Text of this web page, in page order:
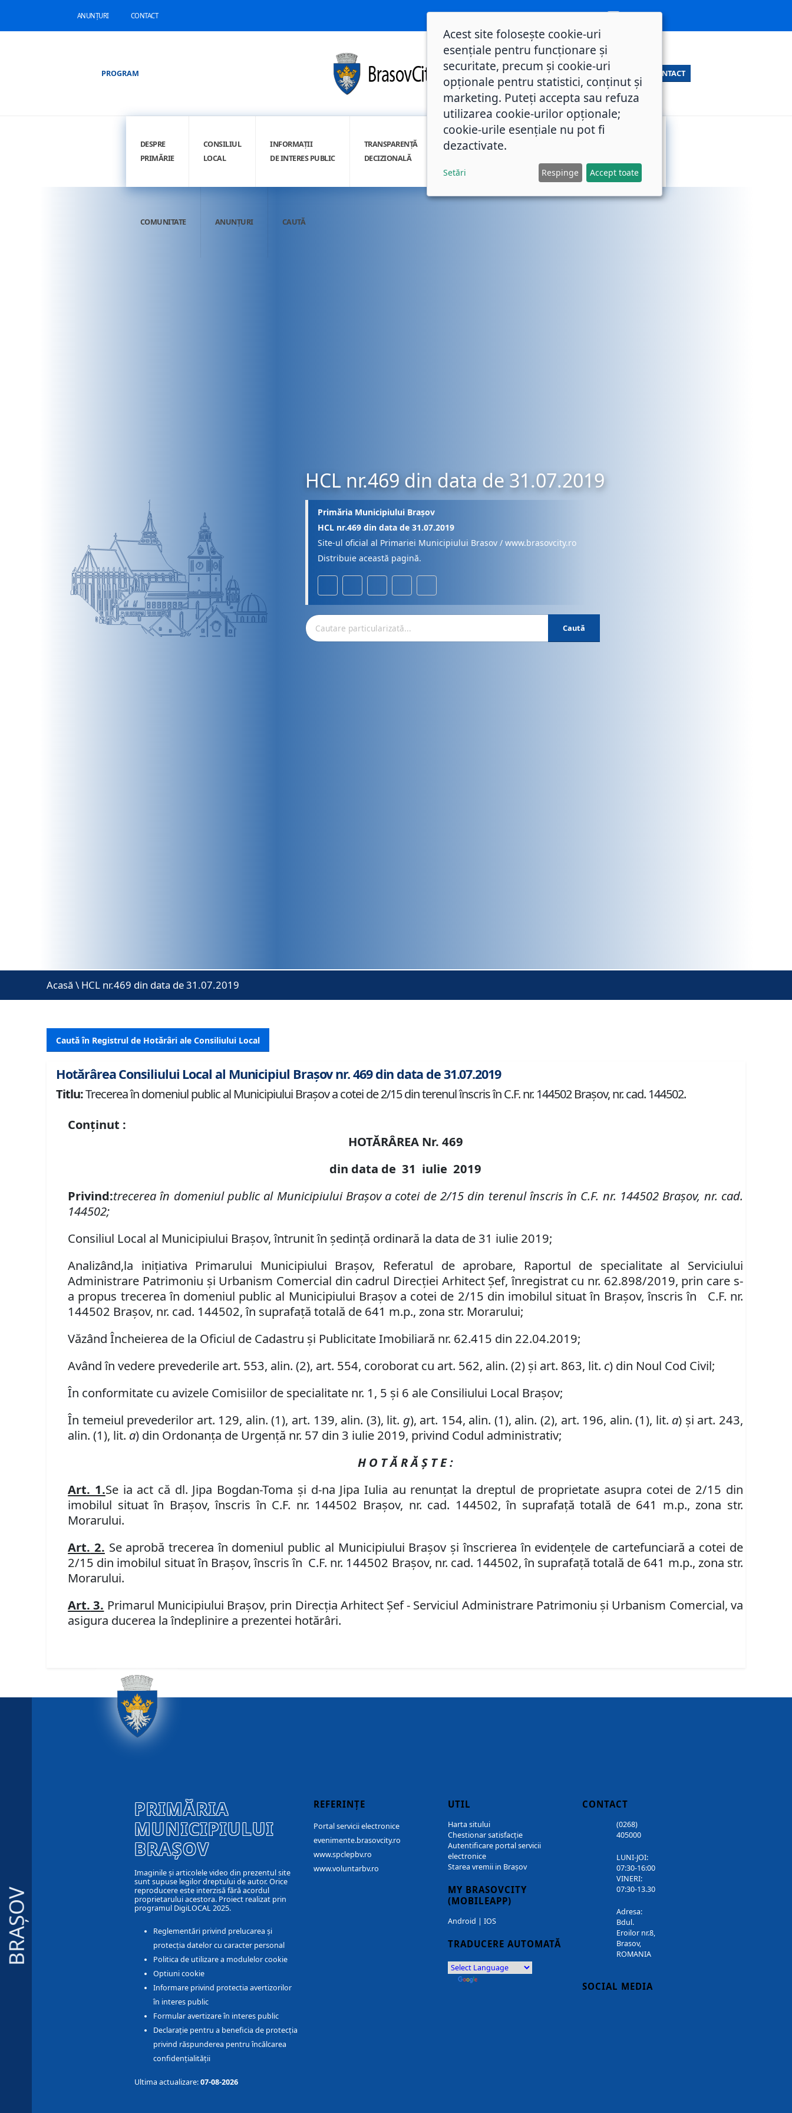
ANUNȚURI CONTACT
PROGRAM CONTACT
DESPRE
PRIMĂRIE
CONSILIUL
LOCAL
INFORMAȚII
DE INTERES PUBLIC
TRANSPARENȚĂ
DECIZIONALĂ
INTEGRITATE
COMUNITATE ANUNȚURI CAUTĂ
HCL nr.469 din data de 31.07.2019
Primăria Municipiului Brașov
HCL nr.469 din data de 31.07.2019
Site-ul oficial al Primariei Municipiului Brasov / www.brasovcity.ro
Distribuie această pagină.
Caută
Acasă \ HCL nr.469 din data de 31.07.2019
Caută în Registrul de Hotărâri ale Consiliului Local
Hotărârea Consiliului Local al Municipiul Brașov nr. 469 din data de 31.07.2019
Titlu:Trecerea în domeniul public al Municipiului Braşov a cotei de 2/15 din terenul înscris în C.F. nr. 144502 Brașov, nr. cad. 144502.
Conținut :
HOTĂRÂREA Nr. 469
din data de 31 iulie 2019
Privind:trecerea în domeniul public al Municipiului Braşov a cotei de 2/15 din terenul înscris în C.F. nr. 144502 Brașov, nr. cad.
144502;
Consiliul Local al Municipiului Brașov, întrunit în ședință ordinară la data de 31 iulie 2019;
Analizând,la inițiativa Primarului Municipiului Brașov, Referatul de aprobare, Raportul de specialitate al Serviciului
Administrare Patrimoniu şi Urbanism Comercial din cadrul Direcţiei Arhitect Şef, înregistrat cu nr. 62.898/2019, prin care s-
a propus trecerea în domeniul public al Municipiului Braşova cotei de 2/15 din imobilul situat în Braşov, înscris în
C.F. nr.
144502 Brașov, nr. cad. 144502, în suprafață totală de 641 m.p., zona str. Morarului;
Văzând Încheierea de la Oficiul de Cadastru și Publicitate Imobiliară nr. 62.415 din 22.04.2019;
Având în vedere prevederile art. 553, alin. (2), art. 554, coroborat cu art. 562, alin. (2) și art. 863, lit. c) din Noul Cod Civil;
În conformitate cu avizele Comisiilor de specialitate nr. 1, 5 și 6 ale Consiliului Local Brașov;
În temeiul prevederilor art. 129, alin. (1), art. 139, alin. (3), lit. g), art. 154, alin. (1), alin. (2), art. 196, alin.(1), lit. a) și art. 243,
alin. (1), lit. a) din Ordonanța de Urgență nr. 57 din 3 iulie 2019, privind Codul administrativ;
H O T Ă R Ă Ş T E :
Art. 1.Se ia act că dl. Jipa Bogdan-Toma și d-na Jipa Iulia au renunțat la dreptul de proprietate asupra cotei de 2/15 din
imobilul situat în Braşov, înscris în C.F. nr. 144502 Brașov, nr. cad. 144502, în suprafață totală de 641 m.p., zona str.
Morarului.
Art. 2. Se aprobă trecerea în domeniul public al Municipiului Braşov şi înscrierea în evidenţele de cartefunciară a cotei de
2/15 din imobilul situat în Braşov, înscris în C.F. nr. 144502 Brașov, nr. cad. 144502, în suprafață totală de 641 m.p., zona str.
Morarului.
Art. 3. Primarul Municipiului Braşov, prin Direcţia Arhitect Şef - Serviciul Administrare Patrimoniu şi Urbanism Comercial, va
asigura ducerea la îndeplinire a prezentei hotărâri.
BRAȘOV
PRIMĂRIA
MUNICIPIULUI
BRAȘOV
Imaginile și articolele video din prezentul site
sunt supuse legilor dreptului de autor. Orice
reproducere este interzisă fără acordul
proprietarului acestora. Proiect realizat prin
programul DigiLOCAL 2025.
Reglementări privind prelucarea și
protecția datelor cu caracter personal
Politica de utilizare a modulelor cookie
Optiuni cookie
Informare privind protectia avertizorilor
în interes public
Formular avertizare în interes public
Declarație pentru a beneficia de protecția
privind răspunderea pentru încălcarea
confidențialității
Ultima actualizare:07-08-2026
REFERINȚE
Portal servicii electronice
evenimente.brasovcity.ro
www.spclepbv.ro
www.voluntarbv.ro
UTIL
Harta sitului
Chestionar satisfacție
Autentificare portal servicii
electronice
Starea vremii in Brașov
MY BRASOVCITY
(MOBILEAPP)
Android | IOS
TRADUCERE AUTOMATĂ
CONTACT
(0268)
405000
LUNI-JOI:
07:30-16:00
VINERI:
07:30-13.30
Adresa:
Bdul.
Eroilor nr.8,
Brasov,
ROMANIA
SOCIAL MEDIA
Acest site folosește cookie-uri
esențiale pentru funcționare și
securitate, precum și cookie-uri
opționale pentru statistici, conținut și
marketing. Puteți accepta sau refuza
utilizarea cookie-urilor opționale;
cookie-urile esențiale nu pot fi
dezactivate.
Setări Respinge Accept toate